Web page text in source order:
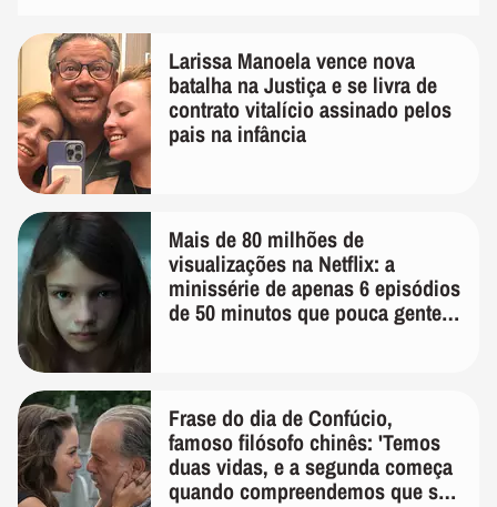
Larissa Manoela vence nova
batalha na Justiça e se livra de
contrato vitalício assinado pelos
pais na infância
Mais de 80 milhões de
visualizações na Netflix: a
minissérie de apenas 6 episódios
de 50 minutos que pouca gente
Frase do dia de Confúcio,
famoso filósofo chinês: 'Temos
duas vidas, e a segunda começa
quando compreendemos que só